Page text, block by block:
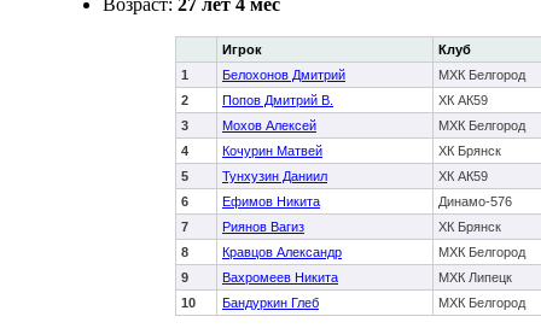
Игрок
Клуб
1
Белохонов Дмитрий
МХК Белгород
2
Попов Дмитрий В.
ХК АК59
3
Мохов Алексей
МХК Белгород
4
Кочурин Матвей
ХК Брянск
5
Тунхузин Даниил
ХК АК59
6
Ефимов Никита
Динамо-576
7
Риянов Вагиз
ХК Брянск
8
Кравцов Александр
МХК Белгород
9
Вахромеев Никита
МХК Липецк
10
Бандуркин Глеб МХК Белгород